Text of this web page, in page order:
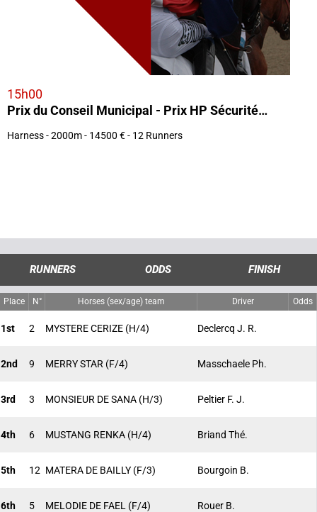
15h00
Prix du Conseil Municipal - Prix HP Sécurité (Groupe B)
Harness - 2000m - 14500 € - 12 Runners
RUNNERS ODDS FINISH
Place N° Horses (sex/age) team Driver Odds
1st 2 MYSTERE CERIZE (H/4) Declercq J. R.
2nd 9 MERRY STAR (F/4) Masschaele Ph.
3rd 3 MONSIEUR DE SANA (H/3) Peltier F. J.
4th 6 MUSTANG RENKA (H/4) Briand Thé.
5th 12 MATERA DE BAILLY (F/3) Bourgoin B.
6th 5 MELODIE DE FAEL (F/4) Rouer B.